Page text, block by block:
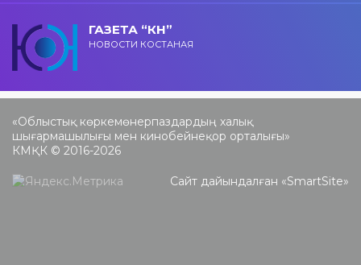
ГАЗЕТА “КН”
НОВОСТИ КОСТАНАЯ
«Облыстық көркемөнерпаздардың халық
шығармашылығы мен кинобейнеқор орталығы»
КМҚК © 2016-2026
Сайт дайындалған «SmartSite»